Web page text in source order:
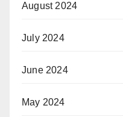
August 2024
July 2024
June 2024
May 2024